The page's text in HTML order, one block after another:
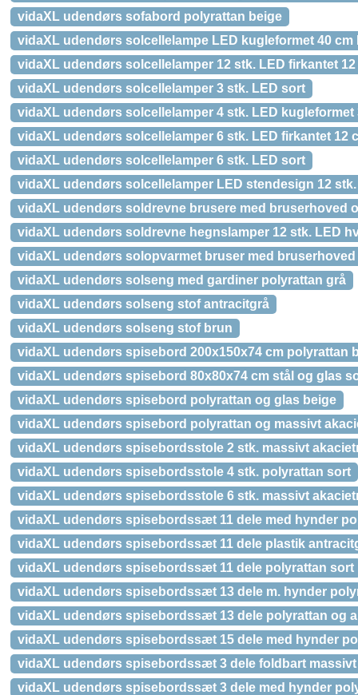
vidaXL udendørs sofabord polyrattan beige
vidaXL udendørs solcellelampe LED kugleformet 40 cm
vidaXL udendørs solcellelamper 12 stk. LED firkantet
vidaXL udendørs solcellelamper 3 stk. LED sort
vidaXL udendørs solcellelamper 4 stk. LED kugleformet
vidaXL udendørs solcellelamper 6 stk. LED firkantet 12
vidaXL udendørs solcellelamper 6 stk. LED sort
vidaXL udendørs solcellelamper LED stendesign 12 stk.
vidaXL udendørs soldrevne brusere med bruserhoved
vidaXL udendørs soldrevne hegnslamper 12 stk. LED
vidaXL udendørs solopvarmet bruser med
vidaXL udendørs solseng med gardiner polyrattan grå
vidaXL udendørs solseng stof antracitgrå
vidaXL udendørs solseng stof brun
vidaXL udendørs spisebord 200x150x74 cm polyrattan
vidaXL udendørs spisebord 80x80x74 cm stål og glas
vidaXL udendørs spisebord polyrattan og glas beige
vidaXL udendørs spisebord polyrattan og massivt
vidaXL udendørs spisebordsstole 2 stk. massivt
vidaXL udendørs spisebordsstole 4 stk. polyrattan sort
vidaXL udendørs spisebordsstole 6 stk. massivt
vidaXL udendørs spisebordssæt 11 dele med hynder
vidaXL udendørs spisebordssæt 11 dele plastik
vidaXL udendørs spisebordssæt 11 dele polyrattan sort
vidaXL udendørs spisebordssæt 13 dele m. hynder
vidaXL udendørs spisebordssæt 13 dele polyrattan og
vidaXL udendørs spisebordssæt 15 dele med hynder
vidaXL udendørs spisebordssæt 3 dele foldbart
vidaXL udendørs spisebordssæt 3 dele med hynder